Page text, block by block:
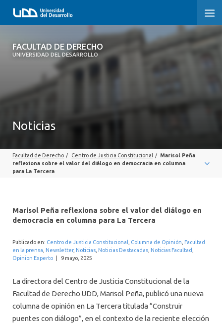
FACULTAD DE DERECHO
UNIVERSIDAD DEL DESARROLLO
FACULTAD DE DERECHO
SOBRE LA FACULTAD
PROFESORES
INTERNACIONAL
Noticias
Facultad de Derecho / Centro de Justicia Constitucional / Marisol Peña
reflexiona sobre el valor del diálogo en democracia en columna
para La Tercera
Marisol Peña reflexiona sobre el valor del diálogo en
democracia en columna para La Tercera
Publicado en: Centro de Justicia Constitucional Columna de Opinión Facultad
en la prensa Newsletter, Noticias Noticias Destacadas Noticias Facultad
Opinion Experto
9 mayo, 2025
La directora del Centro de Justicia Constitucional de la
Facultad de Derecho UDD, Marisol Peña, publicó una nueva
columna de opinión en La Tercera titulada “Construir
puentes con diálogo”, en el contexto de la reciente elección